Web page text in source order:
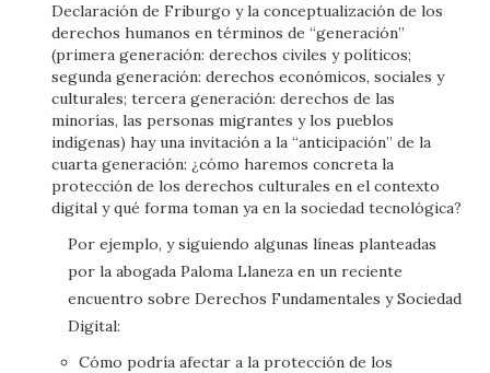
Declaración de Friburgo y la conceptualización de los
derechos humanos en términos de “generación”
(primera generación: derechos civiles y políticos;
segunda generación: derechos económicos, sociales y
culturales; tercera generación: derechos de las
minorías, las personas migrantes y los pueblos
indígenas) hay una invitación a la “anticipación” de la
cuarta generación: ¿cómo haremos concreta la
protección de los derechos culturales en el contexto
digital y qué forma toman ya en la sociedad tecnológica?
Por ejemplo, y siguiendo algunas líneas planteadas
por la abogada Paloma Llaneza en un reciente
encuentro sobre Derechos Fundamentales y Sociedad
Digital:
Cómo podría afectar a la protección de los